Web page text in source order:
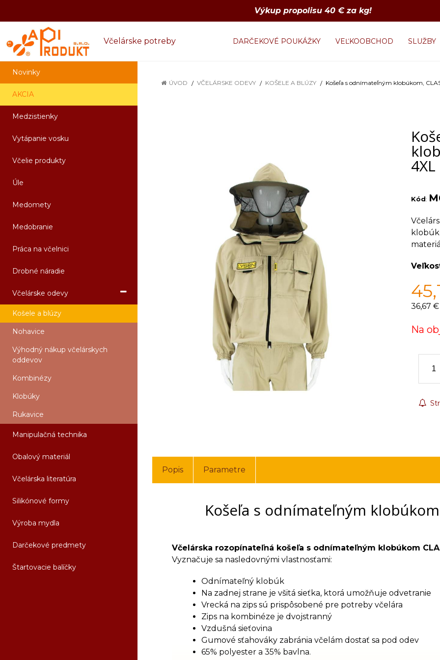
Výkup propolisu 40 € za kg!
Včelárske potreby DARČEKOVÉ POUKÁŽKY VEĽKOOBCHOD SLUŽBY
Novinky
AKCIA
Medzistienky
Vytápanie vosku
Včelie produkty
Úle
Medomety
Medobranie
Práca na včelnici
Drobné náradie
Včelárske odevy
Košele a blúzy
Nohavice
Výhodný nákup včelárskych
oddevov
Kombinézy
Klobúky
Rukavice
Manipulačná technika
Obalový materiál
Včelárska literatúra
Silikónové formy
Výroba mydla
Darčekové predmety
Štartovacie balíčky
ÚVOD VČELÁRSKE ODEVY KOŠELE A BLÚZY Košeľa s odnímateľným klobúkom,
4XL
Kód:
36,67 €
Na
Popis Parametre
Košeľa s odnímateľným
Včelárska rozopínateľná košeľa s odnímateľným klobúkom
Vyznačuje sa nasledovnými vlastnosťami:
Odnímateľný klobúk
Na zadnej strane je všitá sieťka, ktorá umožňuje odvetranie
Vrecká na zips sú prispôsobené pre potreby včelára
Zips na kombinéze je dvojstranný
Vzdušná sieťovina
Gumové sťahováky zabránia včelám dostať sa pod odev
65% polyester a 35% bavlna.